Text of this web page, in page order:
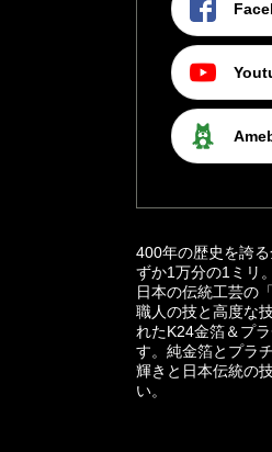
400年の歴史を誇
ずか1万分の1ミリ
日本の伝統工芸の
職人の技と高度な
れたK24金箔＆プ
す。純金箔とプラ
輝きと日本伝統の
い。